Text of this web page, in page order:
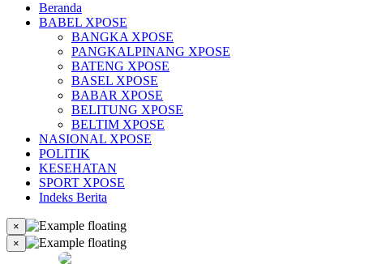
Beranda
BABEL XPOSE
BANGKA XPOSE
PANGKALPINANG XPOSE
BATENG XPOSE
BASEL XPOSE
BABAR XPOSE
BELITUNG XPOSE
BELTIM XPOSE
NASIONAL XPOSE
POLITIK
KESEHATAN
SPORT XPOSE
Indeks Berita
×
×